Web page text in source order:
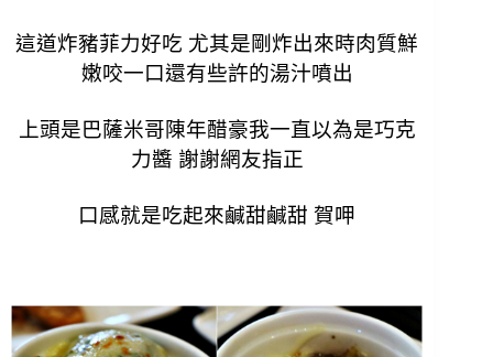
這道炸豬菲力好吃 尤其是剛炸出來時肉質鮮
嫩咬一口還有些許的湯汁噴出
上頭是巴薩米哥陳年醋豪我一直以為是巧克
力醬 謝謝網友指正
口感就是吃起來鹹甜鹹甜 賀呷